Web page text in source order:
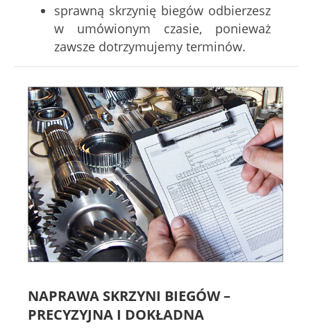
sprawną skrzynię biegów odbierzesz
w umówionym czasie, ponieważ
zawsze dotrzymujemy terminów.
NAPRAWA SKRZYNI BIEGÓW –
PRECYZYJNA I DOKŁADNA